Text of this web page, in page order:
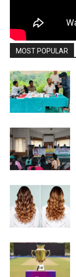
MOST POPULAR